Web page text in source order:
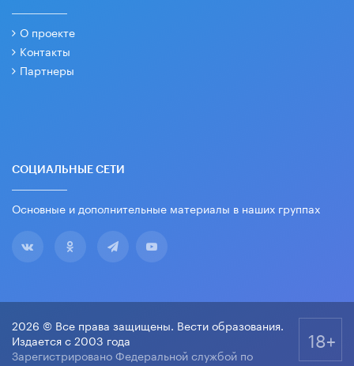
О проекте
Контакты
Партнеры
СОЦИАЛЬНЫЕ СЕТИ
Основные и дополнительные материалы в наших группах
2026 © Все права защищены. Вести образования.
Издается с 2003 года
Зарегистрировано Федеральной службой по
18+